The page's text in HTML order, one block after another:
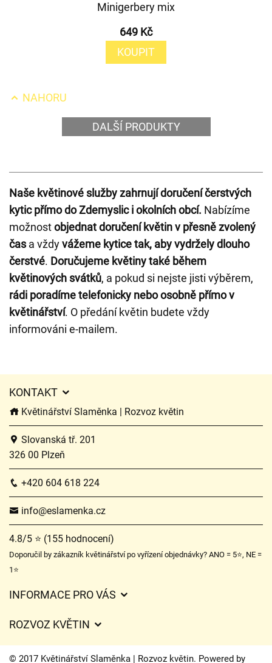
Minigerbery mix
649 Kč
KOUPIT
NAHORU
DALŠÍ PRODUKTY
Naše květinové služby zahrnují doručení čerstvých
kytic přímo do Zdemyslic i okolních obcí. Nabízíme
možnostobjednat doručení květin v přesně zvolený
časa vždyvážeme kytice tak, aby vydržely dlouho
čerstvé. Doručujeme květiny také během
květinových svátků, a pokud si nejste jisti výběrem,
rádi poradíme telefonicky nebo osobně přímo v
květinářství. O předání květin budete vždy
informováni e-mailem.
KONTAKT
Květinářství Slaměnka | Rozvoz květin
Slovanská tř. 201
326 00 Plzeň
+420 604 618 224
info@eslamenka.cz
4.8/5 ⭐ (155 hodnocení)
Doporučil by zákazník květinářství po vyřízení objednávky? ANO = 5⭐, NE =
1⭐
INFORMACE PRO VÁS
Ochrana osobních údajů
ROZVOZ KVĚTIN
Ceny za doručení
© 2017 Květinářství Slaměnka | Rozvoz květin. Powered by